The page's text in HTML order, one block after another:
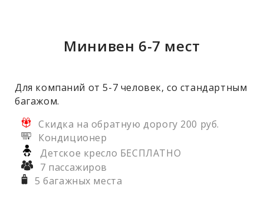
Минивен 6-7 мест
Для компаний от 5-7 человек, со стандартным
багажом.
Скидка на обратную дорогу 200 руб.
Кондиционер
Детское кресло БЕСПЛАТНО
7 пассажиров
5 багажных места